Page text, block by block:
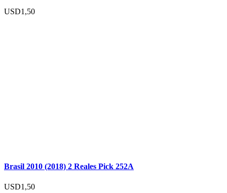
USD1,50
Brasil 2010 (2018) 2 Reales Pick 252A
USD1,50